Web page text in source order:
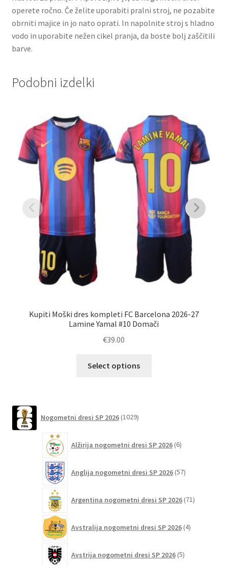
operete ročno. Če želite uporabiti pralni stroj, ne pozabite
obrniti majice in jo nato oprati. In napolnite stroj s hladno
vodo in uporabite nežen cikel pranja, da boste bolj zaščitili
barve.
Podobni izdelki
Kupiti Moški dres kompleti FC Barcelona 2026-27
Lamine Yamal #10 Domači
€39.00
Select options
izberete
strani
Nogometni dresi SP 2026 1029izdelkov
Alžirija nogometni dresi SP 2026 6izdelkov
Anglija nogometni dresi SP 2026 57izdelkov
Argentina nogometni dresi SP 2026 71izdelkov
Avstralija nogometni dresi SP 2026 4izdelki
Avstrija nogometni dresi SP 2026 5izdelkov